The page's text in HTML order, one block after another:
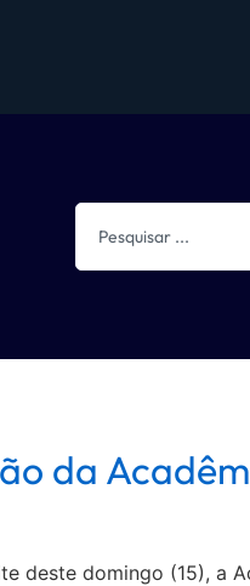
da
deste domingo (15), a